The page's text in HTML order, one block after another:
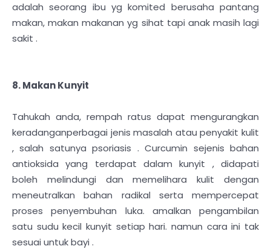
adalah seorang ibu yg komited berusaha pantang
makan, makan makanan yg sihat tapi anak masih lagi
sakit .
8. Makan Kunyit
Tahukah anda, rempah ratus dapat mengurangkan
keradanganperbagai jenis masalah atau penyakit kulit
, salah satunya psoriasis . Curcumin sejenis bahan
antioksida yang terdapat dalam kunyit , didapati
boleh melindungi dan memelihara kulit dengan
meneutralkan bahan radikal serta mempercepat
proses penyembuhan luka. amalkan pengambilan
satu sudu kecil kunyit setiap hari. namun cara ini tak
sesuai untuk bayi .